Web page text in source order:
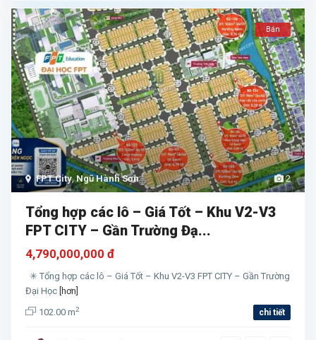
2
FPT City,Ngũ Hành Sơn
Bán
Tổng hợp các lô – Giá Tốt – Khu V2-V3
FPT CITY – Gần Trường Đạ...
4,790,000,000 đ
✳ Tổng hợp các lô – Giá Tốt – Khu V2-V3 FPT CITY – Gần Trường
Đại Học [hơn]
102.00 m2 chi tiết